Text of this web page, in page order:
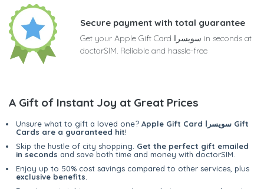
Secure payment with total guarantee
Get your Apple Gift Card سويسرا in seconds at
doctorSIM. Reliable and hassle-free
A Gift of Instant Joy at Great Prices
Unsure what to gift a loved one? Apple Gift Card سويسرا Gift
Cards are a guaranteed hit!
Skip the hustle of city shopping. Get the perfect gift emailed
in seconds and save both time and money with doctorSIM.
Enjoy up to 50% cost savings compared to other services, plus
exclusive benefits